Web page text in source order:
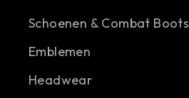
Schoenen & Combat Boots
Emblemen
Headwear